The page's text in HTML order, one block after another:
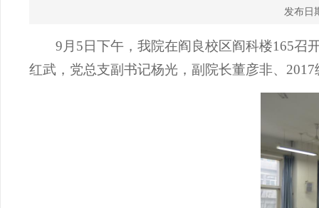
发布
9 月 5 日下午，我院在阎良校区阎科楼165召
红武，党总支副书记杨光，副院长董彦非、 2017